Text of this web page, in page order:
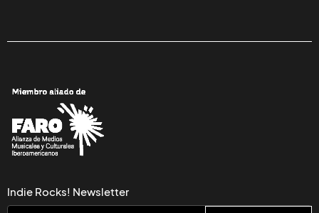
Indie Rocks! Newsletter